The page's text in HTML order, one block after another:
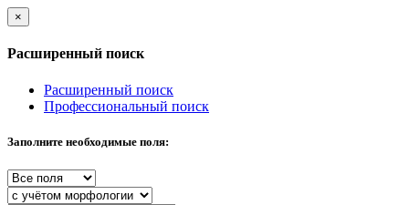
×
Расширенный поиск
Расширенный поиск
Профессиональный поиск
Заполните необходимые поля: